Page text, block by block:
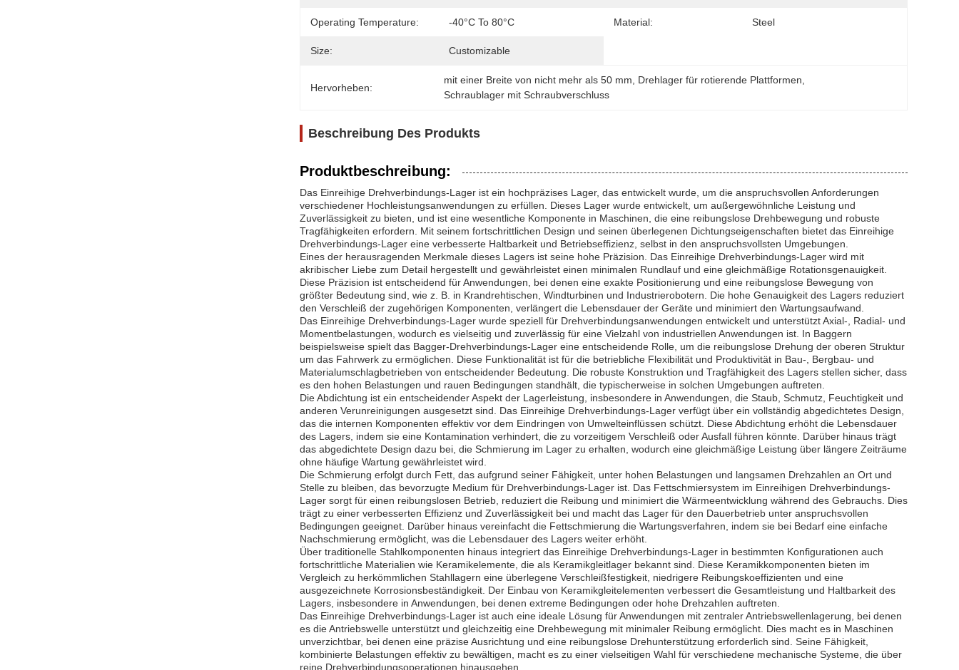
Operating Temperature: -40°C To 80°C Material: Steel
Size: Customizable
Hervorheben:
mit einer Breite von nicht mehr als 50 mm Drehlager für rotierende Plattformen
Schraublager mit Schraubverschluss
Beschreibung Des Produkts
Produktbeschreibung:
Das Einreihige Drehverbindungs-Lager ist ein hochpräzises Lager, das entwickelt wurde, um die anspruchsvollen Anforderungen
verschiedener Hochleistungsanwendungen zu erfüllen. Dieses Lager wurde entwickelt, um außergewöhnliche Leistung und
Zuverlässigkeit zu bieten, und ist eine wesentliche Komponente in Maschinen, die eine reibungslose Drehbewegung und robuste
Tragfähigkeiten erfordern. Mit seinem fortschrittlichen Design und seinen überlegenen Dichtungseigenschaften bietet das Einreihige
Drehverbindungs-Lager eine verbesserte Haltbarkeit und Betriebseffizienz, selbst in den anspruchsvollsten Umgebungen.
Eines der herausragenden Merkmale dieses Lagers ist seine hohe Präzision. Das Einreihige Drehverbindungs-Lager wird mit
akribischer Liebe zum Detail hergestellt und gewährleistet einen minimalen Rundlauf und eine gleichmäßige Rotationsgenauigkeit.
Diese Präzision ist entscheidend für Anwendungen, bei denen eine exakte Positionierung und eine reibungslose Bewegung von
größter Bedeutung sind, wie z. B. in Krandrehtischen, Windturbinen und Industrierobotern. Die hohe Genauigkeit des Lagers reduziert
den Verschleiß der zugehörigen Komponenten, verlängert die Lebensdauer der Geräte und minimiert den Wartungsaufwand.
Das Einreihige Drehverbindungs-Lager wurde speziell für Drehverbindungsanwendungen entwickelt und unterstützt Axial-, Radial- und
Momentbelastungen, wodurch es vielseitig und zuverlässig für eine Vielzahl von industriellen Anwendungen ist. In Baggern
beispielsweise spielt das Bagger-Drehverbindungs-Lager eine entscheidende Rolle, um die reibungslose Drehung der oberen Struktur
um das Fahrwerk zu ermöglichen. Diese Funktionalität ist für die betriebliche Flexibilität und Produktivität in Bau-, Bergbau- und
Materialumschlagbetrieben von entscheidender Bedeutung. Die robuste Konstruktion und Tragfähigkeit des Lagers stellen sicher, dass
es den hohen Belastungen und rauen Bedingungen standhält, die typischerweise in solchen Umgebungen auftreten.
Die Abdichtung ist ein entscheidender Aspekt der Lagerleistung, insbesondere in Anwendungen, die Staub, Schmutz, Feuchtigkeit und
anderen Verunreinigungen ausgesetzt sind. Das Einreihige Drehverbindungs-Lager verfügt über ein vollständig abgedichtetes Design,
das die internen Komponenten effektiv vor dem Eindringen von Umwelteinflüssen schützt. Diese Abdichtung erhöht die Lebensdauer
des Lagers, indem sie eine Kontamination verhindert, die zu vorzeitigem Verschleiß oder Ausfall führen könnte. Darüber hinaus trägt
das abgedichtete Design dazu bei, die Schmierung im Lager zu erhalten, wodurch eine gleichmäßige Leistung über längere Zeiträume
ohne häufige Wartung gewährleistet wird.
Die Schmierung erfolgt durch Fett, das aufgrund seiner Fähigkeit, unter hohen Belastungen und langsamen Drehzahlen an Ort und
Stelle zu bleiben, das bevorzugte Medium für Drehverbindungs-Lager ist. Das Fettschmiersystem im Einreihigen Drehverbindungs-
Lager sorgt für einen reibungslosen Betrieb, reduziert die Reibung und minimiert die Wärmeentwicklung während des Gebrauchs. Dies
trägt zu einer verbesserten Effizienz und Zuverlässigkeit bei und macht das Lager für den Dauerbetrieb unter anspruchsvollen
Bedingungen geeignet. Darüber hinaus vereinfacht die Fettschmierung die Wartungsverfahren, indem sie bei Bedarf eine einfache
Nachschmierung ermöglicht, was die Lebensdauer des Lagers weiter erhöht.
Über traditionelle Stahlkomponenten hinaus integriert das Einreihige Drehverbindungs-Lager in bestimmten Konfigurationen auch
fortschrittliche Materialien wie Keramikelemente, die als Keramikgleitlager bekannt sind. Diese Keramikkomponenten bieten im
Vergleich zu herkömmlichen Stahllagern eine überlegene Verschleißfestigkeit, niedrigere Reibungskoeffizienten und eine
ausgezeichnete Korrosionsbeständigkeit. Der Einbau von Keramikgleitelementen verbessert die Gesamtleistung und Haltbarkeit des
Lagers, insbesondere in Anwendungen, bei denen extreme Bedingungen oder hohe Drehzahlen auftreten.
Das Einreihige Drehverbindungs-Lager ist auch eine ideale Lösung für Anwendungen mit zentraler Antriebswellenlagerung, bei denen
es die Antriebswelle unterstützt und gleichzeitig eine Drehbewegung mit minimaler Reibung ermöglicht. Dies macht es in Maschinen
unverzichtbar, bei denen eine präzise Ausrichtung und eine reibungslose Drehunterstützung erforderlich sind. Seine Fähigkeit,
kombinierte Belastungen effektiv zu bewältigen, macht es zu einer vielseitigen Wahl für verschiedene mechanische Systeme, die über
reine Drehverbindungsoperationen hinausgehen.